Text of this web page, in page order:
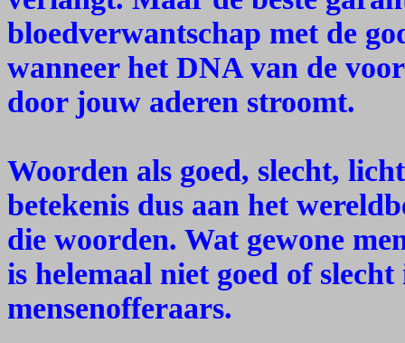
bloedverwantschap met de
wanneer het DNA van de
door jouw aderen stroomt.
Woorden als goed, slecht,
betekenis dus aan het
die woorden. Wat gewone
is helemaal niet goed of
mensenofferaars.